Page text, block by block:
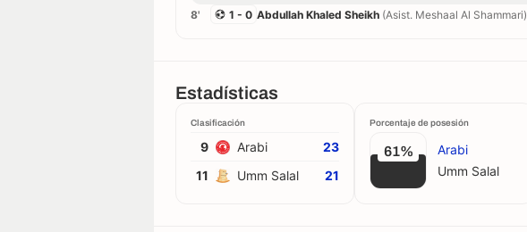
8'
1 - 0 Abdullah Khaled Sheikh (Asist. Meshaal Al Shammari)
Estadísticas
Clasificación
9 Arabi
23
11
Umm Salal 21
Porcentaje de posesión
61%
Arabi
Umm Salal